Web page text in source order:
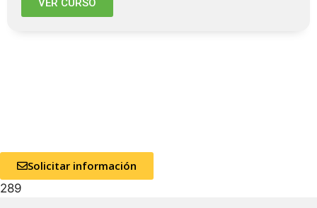
VER CURSO
Solicitar información
289